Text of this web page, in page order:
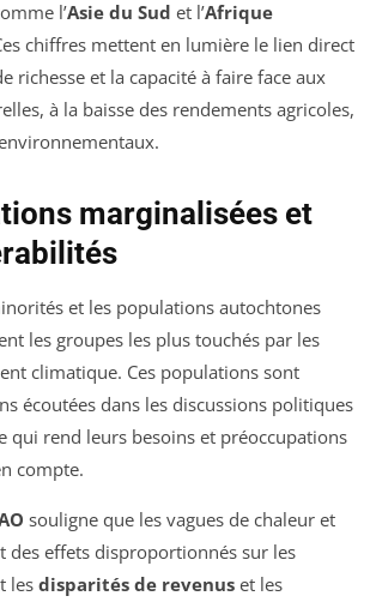
l’Asie du Sud et l’Afrique
chiffres mettent en lumière le lien direct
richesse et la capacité à faire face aux
à la baisse des rendements agricoles,
marginalisées et
et les populations autochtones
les groupes les plus touchés par les
climatique. Ces populations sont
écoutées dans les discussions politiques
qui rend leurs besoins et préoccupations
compte.
souligne que les vagues de chaleur et
des effets disproportionnés sur les
les disparités de revenus et les